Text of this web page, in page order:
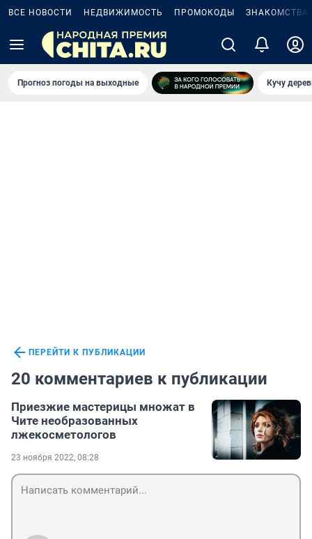
ВСЕ НОВОСТИ НЕДВИЖИМОСТЬ ПРОМОКОДЫ ЗНАКОМСТВА
Прогноз погоды на выходные Кучу
ПЕРЕЙТИ К ПУБЛИКАЦИИ
20 комментариев к публикации
Приезжие мастерицы множат в
Чите необразованных
лжекосметологов
23 ноября 2022, 08:28